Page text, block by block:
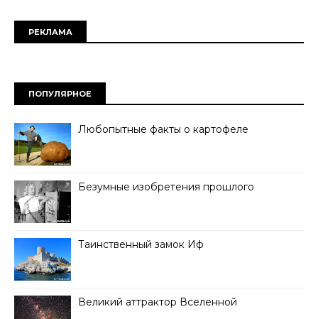
РЕКЛАМА
ПОПУЛЯРНОЕ
Любопытные факты о картофеле
Безумные изобретения прошлого
Таинственный замок Иф
Великий аттрактор Вселенной